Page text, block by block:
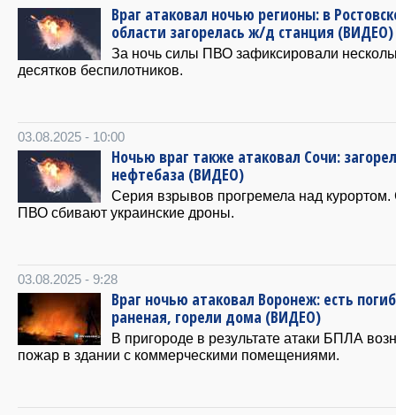
Враг атаковал ночью регионы: в
области загорелась ж/д станция (ВИДЕО)
За ночь силы ПВО зафиксировали
десятков беспилотников.
03.08.2025 - 10:00
Ночью враг также атаковал Сочи:
нефтебаза (ВИДЕО)
Серия взрывов прогремела над
ПВО сбивают украинские дроны.
03.08.2025 - 9:28
Враг ночью атаковал Воронеж: есть
раненая, горели дома (ВИДЕО)
В пригороде в результате атаки БПЛА
пожар в здании с коммерческими помещениями.